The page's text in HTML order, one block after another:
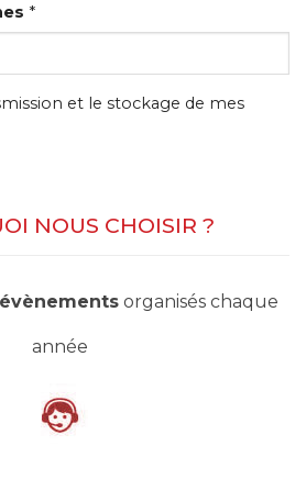
*
et le stockage de mes
NOUS CHOISIR ?
organisés chaque
année